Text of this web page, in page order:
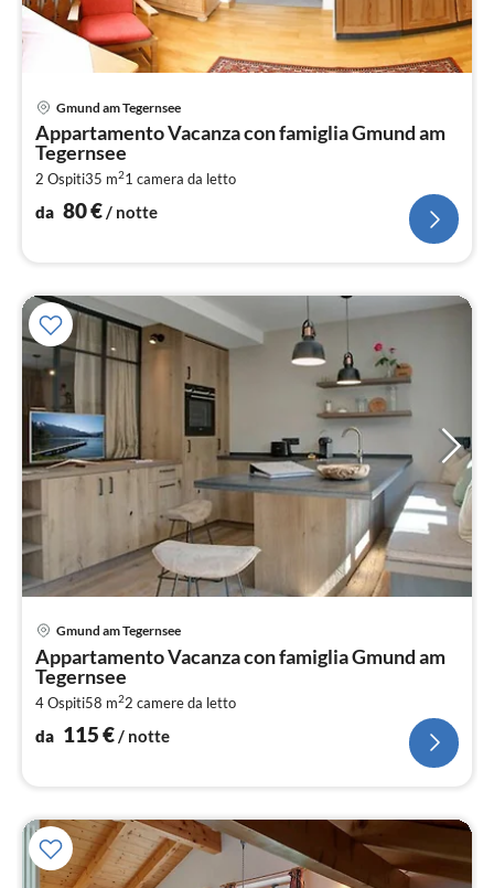
Gmund am Tegernsee
Appartamento Vacanza con famiglia Gmund am
Tegernsee
2 Ospiti35 m21 camera da letto
da 80€/ notte
Gmund am Tegernsee
Appartamento Vacanza con famiglia Gmund am
Tegernsee
4 Ospiti58 m22 camere da letto
da 115€ / notte